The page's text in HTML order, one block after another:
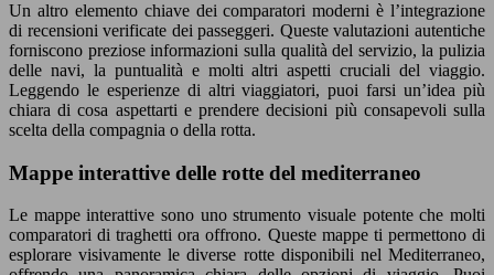
Un altro elemento chiave dei comparatori moderni è l’integrazione
di recensioni verificate dei passeggeri. Queste valutazioni autentiche
forniscono preziose informazioni sulla qualità del servizio, la pulizia
delle navi, la puntualità e molti altri aspetti cruciali del viaggio.
Leggendo le esperienze di altri viaggiatori, puoi farsi un’idea più
chiara di cosa aspettarti e prendere decisioni più consapevoli sulla
scelta della compagnia o della rotta.
Mappe interattive delle rotte del mediterraneo
Le mappe interattive sono uno strumento visuale potente che molti
comparatori di traghetti ora offrono. Queste mappe ti permettono di
esplorare visivamente le diverse rotte disponibili nel Mediterraneo,